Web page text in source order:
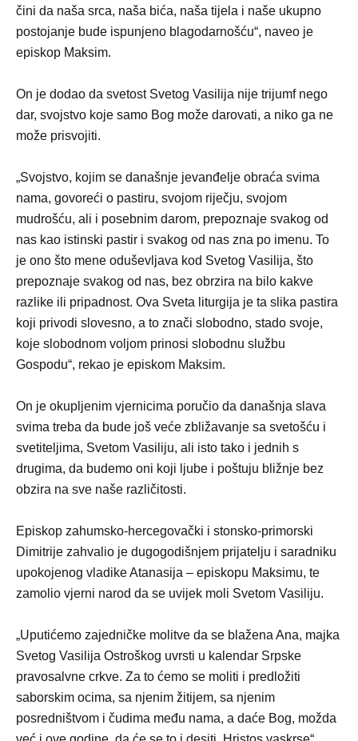
čini da naša srca, naša bića, naša tijela i naše ukupno
postojanje bude ispunjeno blagodarnošću“, naveo je
episkop Maksim.
On je dodao da svetost Svetog Vasilija nije trijumf nego
dar, svojstvo koje samo Bog može darovati, a niko ga ne
može prisvojiti.
„Svojstvo, kojim se današnje jevanđelje obraća svima
nama, govoreći o pastiru, svojom riječju, svojom
mudrošću, ali i posebnim darom, prepoznaje svakog od
nas kao istinski pastir i svakog od nas zna po imenu. To
je ono što mene oduševljava kod Svetog Vasilija, što
prepoznaje svakog od nas, bez obrzira na bilo kakve
razlike ili pripadnost. Ova Sveta liturgija je ta slika pastira
koji privodi slovesno, a to znači slobodno, stado svoje,
koje slobodnom voljom prinosi slobodnu službu
Gospodu“, rekao je episkom Maksim.
On je okupljenim vjernicima poručio da današnja slava
svima treba da bude još veće zbližavanje sa svetošću i
svetiteljima, Svetom Vasiliju, ali isto tako i jednih s
drugima, da budemo oni koji ljube i poštuju bližnje bez
obzira na sve naše različitosti.
Episkop zahumsko-hercegovački i stonsko-primorski
Dimitrije zahvalio je dugogodišnjem prijatelju i saradniku
upokojenog vladike Atanasija – episkopu Maksimu, te
zamolio vjerni narod da se uvijek moli Svetom Vasiliju.
„Uputićemo zajedničke molitve da se blažena Ana, majka
Svetog Vasilija Ostroškog uvrsti u kalendar Srpske
pravosalvne crkve. Za to ćemo se moliti i predložiti
saborskim ocima, sa njenim žitijem, sa njenim
posredništvom i čudima među nama, a daće Bog, možda